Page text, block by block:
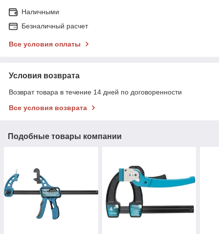
Наличными
Безналичный расчет
Все условия оплаты
Условия возврата
Возврат товара в течение 14 дней по договоренности
Все условия возврата
Подобные товары компании